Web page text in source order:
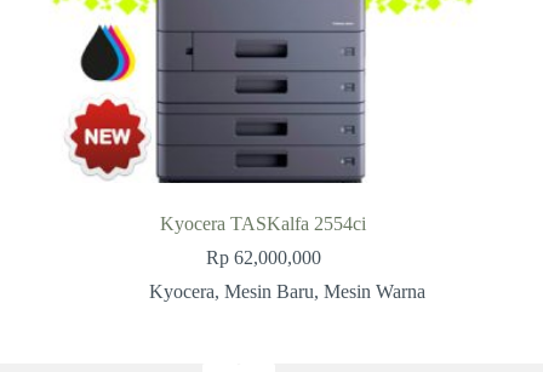
Kyocera TASKalfa 2554ci
Rp62,000,000
Kyocera,Mesin Baru,Mesin Warna